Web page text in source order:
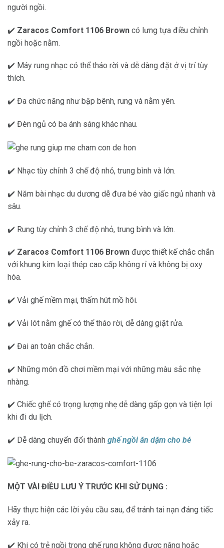
người ngồi.
✔️ Zaracos Comfort 1106 Brown có lưng tựa điều chỉnh
ngồi hoặc nằm.
✔️ Máy rung nhạc có thể tháo rời và dễ dàng đặt ở vị trí tùy
thích.
✔️ Đa chức năng như bập bênh, rung và nằm yên.
✔️ Đèn ngủ có ba ánh sáng khác nhau.
✔️ Nhạc tùy chỉnh 3 chế độ nhỏ, trung bình và lớn.
✔️ Năm bài nhạc du dương dễ đưa bé vào giấc ngủ nhanh và
sâu.
✔️ Rung tùy chỉnh 3 chế độ nhỏ, trung bình và lớn.
✔️ Zaracos Comfort 1106 Brown được thiết kế chắc chắn
với khung kim loại thép cao cấp không rỉ và không bị oxy
hóa.
✔️ Vải ghế mềm mại, thấm hút mồ hôi.
✔️ Vải lót nằm ghế có thể tháo rời, dễ dàng giặt rửa.
✔️ Đai an toàn chắc chắn.
✔️ Những món đồ chơi mềm mại với những màu sắc nhẹ
nhàng.
✔️ Chiếc ghế có trọng lượng nhẹ dễ dàng gấp gọn và tiện lợi
khi đi du lịch.
✔️ Dễ dàng chuyển đổi thành ghế ngồi ăn dặm cho bé
MỘT VÀI ĐIỀU LƯU Ý TRƯỚC KHI SỬ DỤNG :
Hãy thực hiện các lời yêu cầu sau, để tránh tai nạn đáng tiếc
xảy ra.
✔️ Khi có trẻ ngồi trong ghế rung không được nâng hoặc